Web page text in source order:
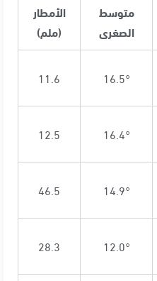
متوسط
الصغرى
الأمطار
(ملم)
16.5°
11.6
16.4°
12.5
14.9°
46.5
12.0°
28.3